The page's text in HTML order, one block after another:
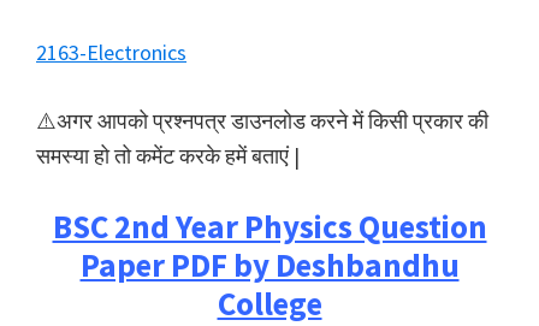
2163-Electronics
⚠️अगर आपको प्रश्नपत्र डाउनलोड करने में किसी प्रकार की
समस्या हो तो कमेंट करके हमें बताएं |
BSC 2nd Year Physics Question
Paper PDF by Deshbandhu
College